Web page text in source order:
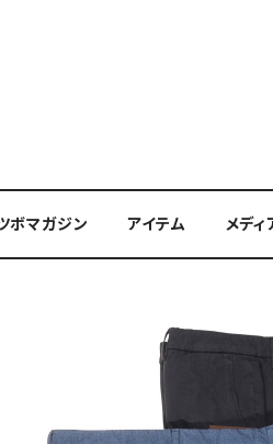
ボマガジン アイテム メデ